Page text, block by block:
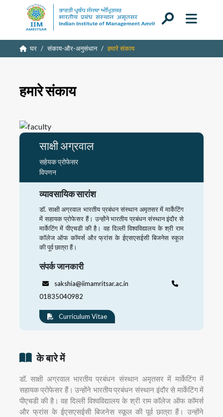
घर संकाय-और-अनुसंधान हमारे संकाय
हमारे संकाय
साक्षी अग्रवाल
सहेयक प्रोफेसर
विपणन
व्यावसायिक सारांश
डॉ. साक्षी अग्रवाल भारतीय प्रबंधन संस्थान अमृतसर में मार्केटिंग
में सहायक प्रोफेसर हैं। उन्होंने भारतीय प्रबंधन संस्थान इंदौर से
मार्केटिंग में पीएचडी की है। वह दिल्ली विश्वविद्यालय के श्री राम
कॉलेज ऑफ कॉमर्स और फ्रांस के ईएसएसईसी बिजनेस स्कूल
की पूर्व छात्रा हैं।
संपर्क जानकारी
sakshia@iimamritsar.ac.in
01835040982
Curriculum Vitae
के बारे में
डॉ. साक्षी अग्रवाल भारतीय प्रबंधन संस्थान अमृतसर में मार्केटिंग में
सहायक प्रोफेसर हैं। उन्होंने भारतीय प्रबंधन संस्थान इंदौर से मार्केटिंग में
पीएचडी की है। वह दिल्ली विश्वविद्यालय के श्री राम कॉलेज ऑफ कॉमर्स
और फ्रांस के ईएसएसईसी बिजनेस स्कूल की पूर्व छात्रा हैं। उन्होंने